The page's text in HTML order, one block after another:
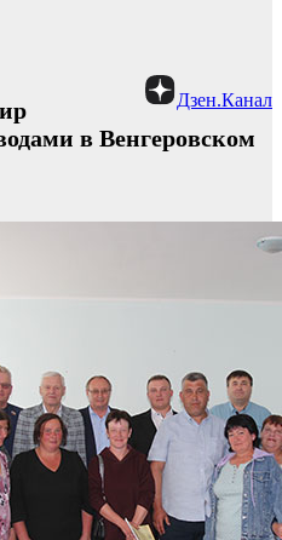
Дзен.Канал
в Венгеровском